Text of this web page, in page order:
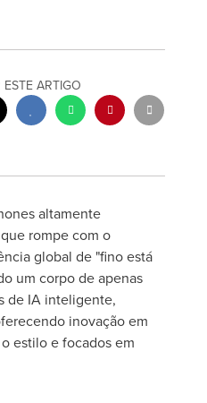
ESTE ARTIGO
altamente
rompe com o
global de "fino está
um corpo de apenas
de IA inteligente,
inovação em
estilo e focados em